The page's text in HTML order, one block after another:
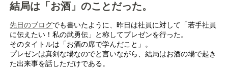
結局は「お酒」のことだった。
先日のブログでも書いたように、昨日は社員に対して「若手社員
に伝えたい！私の武勇伝」と称してプレゼンを行った。
そのタイトルは「お酒の席で学んだこと」。
プレゼンは真剣な場なのでと言いながら、結局はお酒の場で起き
た出来事を話しただけである。